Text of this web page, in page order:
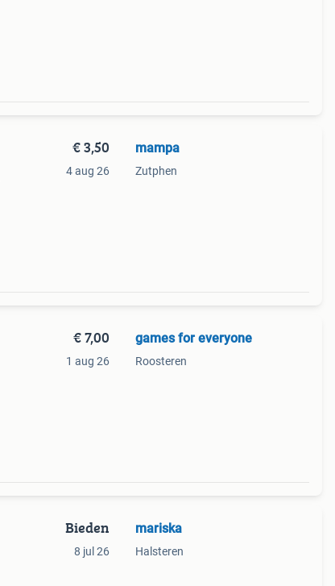
€ 3,50
4 aug 26
mampa
Zutphen
€ 7,00
1 aug 26
games for everyone
Roosteren
Bieden
8 jul 26
mariska
Halsteren